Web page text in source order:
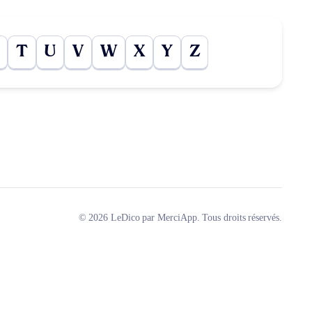
T U V W X Y Z
© 2026 LeDico par MerciApp. Tous droits réservés.